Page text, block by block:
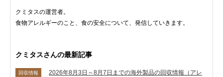
クミタスの運営者。
食物アレルギーのこと、食の安全について、発信していきます。
クミタスさんの最新記事
回収情報
2026年8月3日～8月7日までの海外製品の回収情報（アレ